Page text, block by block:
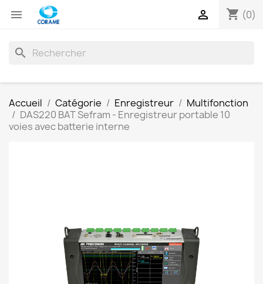
 shopping_cart (0)

search
Accueil Catégorie Enregistreur
Multifonction
DAS220 BAT Sefram - Enregistreur portable 10
voies avec batterie interne